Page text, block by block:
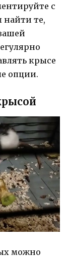
с
те,
крысе
опции.
можно